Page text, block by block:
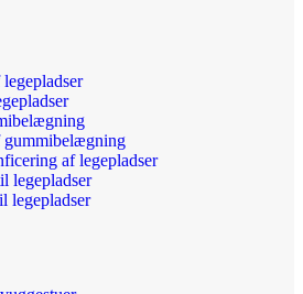
gummibelægning
af legepladser
legepladser
legepladser